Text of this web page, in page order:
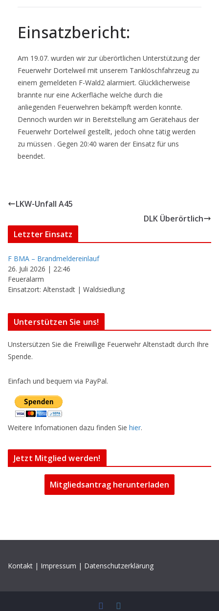
Einsatzbericht:
Am 19.07. wurden wir zur überörtlichen Unterstützung der
Feuerwehr Dortelweil mit unserem Tanklöschfahrzeug zu
einem gemeldeten F-Wald2 alarmiert. Glücklicherweise
brannte nur eine Ackerfläche welche durch die
anliegenden Feuerwehren bekämpft werden konnte.
Dennoch wurden wir in Bereitstellung am Gerätehaus der
Feuerwehr Dortelweil gestellt, jedoch ohne tätig werden
zu müssen . Gegen 20:40 waren der Einsatz für uns
beendet.
LKW-Unfall A45
DLK Überörtlich
Letzter Einsatz
F BMA – Brandmeldereinlauf
26. Juli 2026 | 22:46
Feueralarm
Einsatzort: Altenstadt | Waldsiedlung
Unterstützen Sie uns!
Unstersützen Sie die Freiwillige Feuerwehr Altenstadt durch Ihre
Spende.
Einfach und bequem via PayPal.
Weitere Infomationen dazu finden Sie hier.
Jetzt Mitglied werden!
Mitgliedsantrag herunterladen
Kontakt | Impressum | Datenschutzerklärung